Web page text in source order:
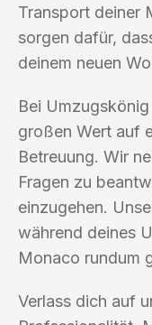
Transport deiner
sorgen dafür,
deinem neuen
Bei
großen Wert auf
Betreuung. Wir
Fragen zu
einzugehen.
während deines
Monaco rundum
Verlass dich auf